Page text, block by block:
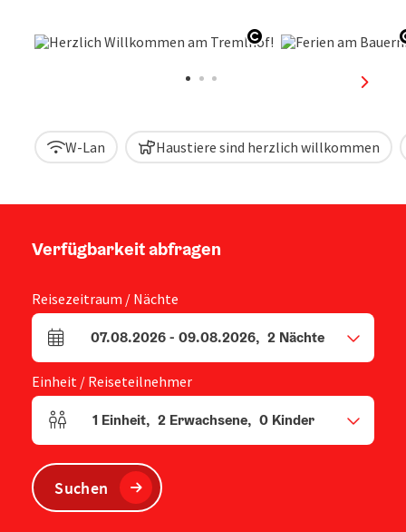
W-Lan Haustiere sind herzlich willkommen
Verfügbarkeit abfragen
Reisezeitraum / Nächte
An- und Abreisefelder
07.08.2026- 09.08.2026, 2 Nächte
Einheit / Reiseteilnehmer
Einheitenanzahl und Personenfelder
1 Einheit, 2 Erwachsene, 0 Kinder
Suchen